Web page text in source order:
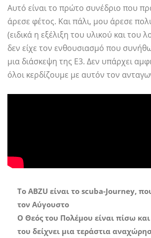
Αυτό είναι το πρώτο συνέδριο που
άρεσε φέτος. Και πάλι, μου άρεσε
(ειδικά η εξέλιξη του υλικού και του
δεν είχε τον ενθουσιασμό που
μια διάσκεψη της E3. Δεν υπάρχει
όλοι κερδίζουμε με αυτόν τον
Το ABZU είναι το scuba-Journey,
τον Αύγουστο
Ο Θεός του Πολέμου είναι πίσω
του δείχνει μια τεράστια